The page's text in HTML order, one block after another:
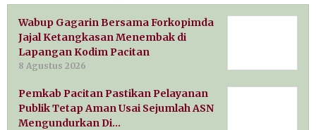
Wabup Gagarin Bersama Forkopimda
Jajal Ketangkasan Menembak di
Lapangan Kodim Pacitan
8 Agustus 2026
Pemkab Pacitan Pastikan Pelayanan
Publik Tetap Aman Usai Sejumlah ASN
Mengundurkan Di…